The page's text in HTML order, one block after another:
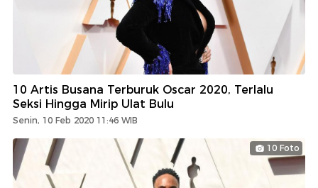
10 Artis Busana Terburuk Oscar 2020, Terlalu
Seksi Hingga Mirip Ulat Bulu
Senin, 10 Feb 2020 11:46 WIB
10 Foto